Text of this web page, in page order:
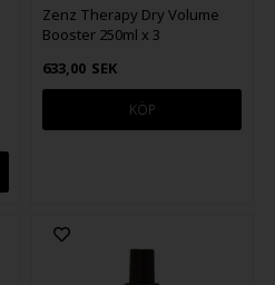
Zenz Therapy Dry Volume
Booster 250ml x 3
633,00 SEK